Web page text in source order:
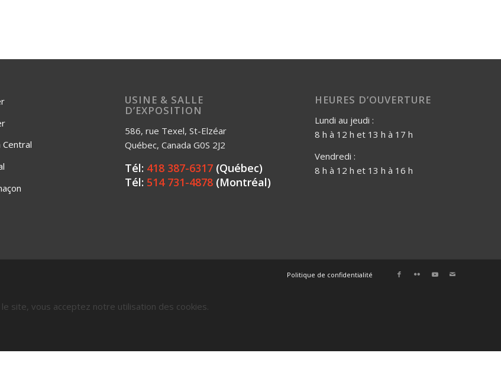
Central
USINE & SALLE
D’EXPOSITION
586, rue Texel, St-Elzéar
Québec, Canada G0S 2J2
Tél: 418 387-6317 (Québec)
Tél: 514 731-4878 (Montréal)
HEURES D’OUVERTURE
Lundi au jeudi :
8 h à 12 h et 13 h à 17 h
Vendredi :
8 h à 12 h et 13 h à 16 h
Politique de confidentialité
site, vous acceptez notre utilisation des cookies.